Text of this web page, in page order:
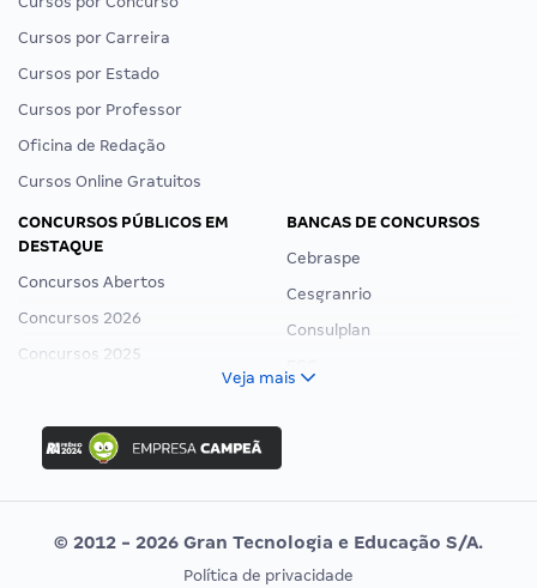
Cursos por Carreira
Cursos por Estado
Cursos por Professor
Oficina de Redação
Cursos Online Gratuitos
CONCURSOS PÚBLICOS EM
DESTAQUE
Concursos Abertos
Concursos 2026
Concursos 2025
Concurso Ibama
Concurso MPU
Editais publicados
BANCAS DE CONCURSOS
Cebraspe
Cesgranrio
Consulplan
Vunesp
Veja mais
© 2012 - 2026 Gran Tecnologia e Educação S/A.
Política de privacidade